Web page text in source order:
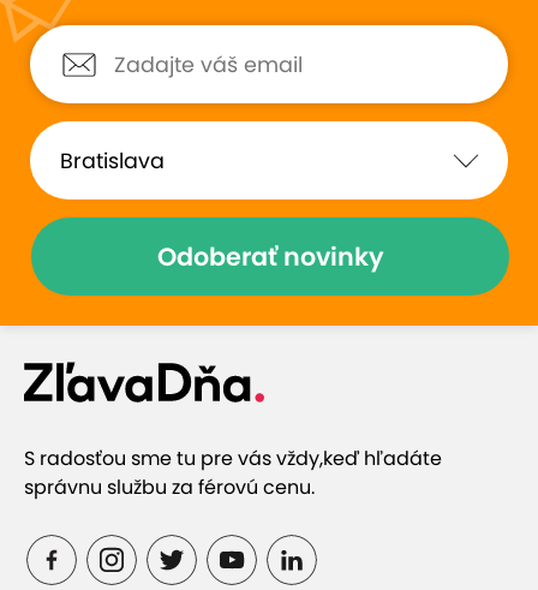
Odoberať novinky
S radosťou sme tu pre vás vždy,keď hľadáte
správnu službu za férovú cenu.